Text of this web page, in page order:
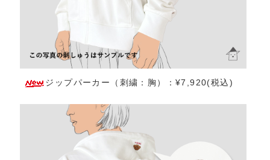
ジップパーカー（刺繍：胸）：¥7,920(税込)